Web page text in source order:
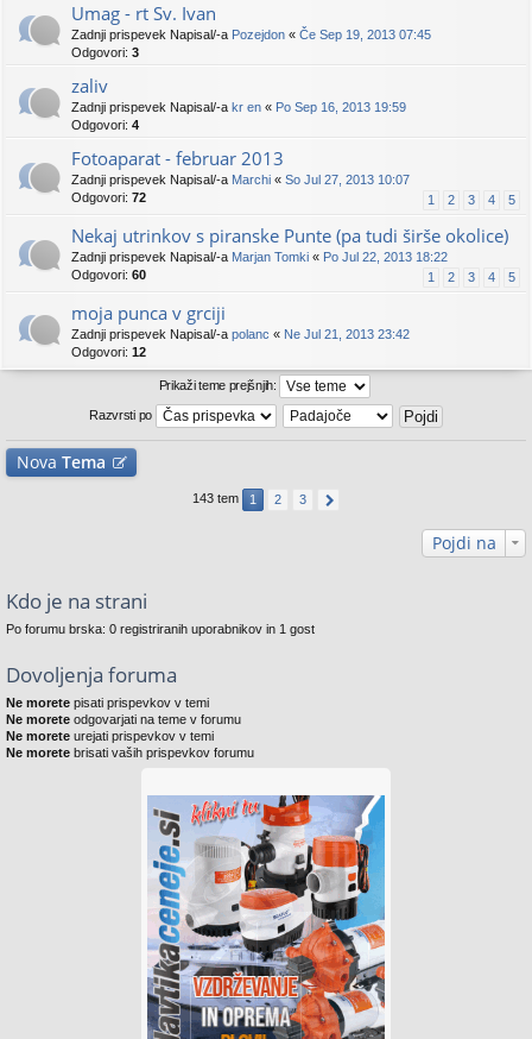
Umag - rt Sv. Ivan
Zadnji prispevek Napisal/-a Pozejdon « Če Sep 19, 2013 07:45
Odgovori: 3
zaliv
Zadnji prispevek Napisal/-a kr en « Po Sep 16, 2013 19:59
Odgovori: 4
Fotoaparat - februar 2013
Zadnji prispevek Napisal/-a Marchi « So Jul 27, 2013 10:07
Odgovori: 72 1 2 3 4 5
Nekaj utrinkov s piranske Punte (pa tudi širše okolice)
Zadnji prispevek Napisal/-a Marjan Tomki « Po Jul 22, 2013 18:22
Odgovori: 60 1 2 3 4 5
moja punca v grciji
Zadnji prispevek Napisal/-a polanc « Ne Jul 21, 2013 23:42
Odgovori: 12
Prikaži teme prejšnjih:
Razvrsti po
Nova Tema
143 tem 1 2 3
Pojdi na
Kdo je na strani
Po forumu brska: 0 registriranih uporabnikov in 1 gost
Dovoljenja foruma
Ne morete pisati prispevkov v temi
Ne morete odgovarjati na teme v forumu
Ne morete urejati prispevkov v temi
Ne morete brisati vaših prispevkov forumu